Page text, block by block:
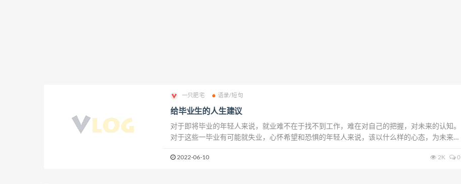
一只肥宅 语录/短句
给毕业生的人生建议
对于即将毕业的年轻人来说，就业难不在于找不到工作，难在对自己的把握，对未来的认知。
对于这些一毕业有可能就失业，心怀希望和恐惧的年轻人来说，该以什么样的心态，为未来的
听爸爸妈妈的话，但要自己做决定；2、不要试图用时间来试...
2022-06-10 2K 0